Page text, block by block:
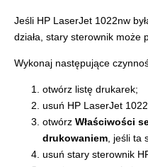
Jeśli HP LaserJet 1022nw
działa, stary sterownik może
Wykonaj następujące
otwórz listę drukarek;
usuń HP LaserJet
otwórz Właściwości
drukowaniem , jeśli
usuń stary sterownik